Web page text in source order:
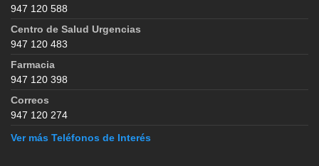
947 120 588
Centro de Salud Urgencias
947 120 483
Farmacia
947 120 398
Correos
947 120 274
Ver más Teléfonos de Interés